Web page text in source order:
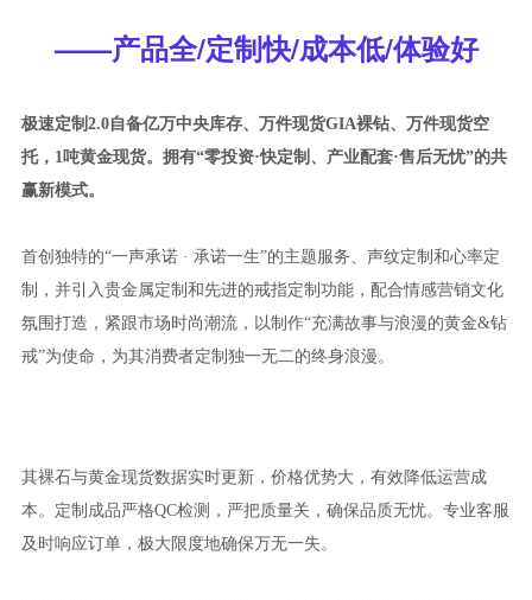
——产品全/定制快/成本低/体验好
极速定制2.0自备亿万中央库存、万件现货GIA裸钻、万件现货空
托，1吨黄金现货。拥有“零投资·快定制、产业配套·售后无忧”的共
赢新模式。
首创独特的“一声承诺 · 承诺一生”的主题服务、声纹定制和心率定
制，并引入贵金属定制和先进的戒指定制功能，配合情感营销文化
氛围打造，紧跟市场时尚潮流，以制作“充满故事与浪漫的黄金&钻
戒”为使命，为其消费者定制独一无二的终身浪漫。
其裸石与黄金现货数据实时更新，价格优势大，有效降低运营成
本。定制成品严格QC检测，严把质量关，确保品质无忧。专业客服
及时响应订单，极大限度地确保万无一失。